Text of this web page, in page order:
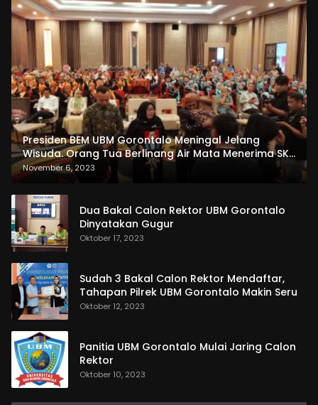
Presiden BEM UBM Gorontalo Meningal Jelang
Wisuda. Orang Tua Berlinang Air Mata Menerima SKL
dan Pemasangan Salempang
November 6, 2023
Dua Bakal Calon Rektor UBM Gorontalo
Dinyatakan Gugur
Oktober 17, 2023
Sudah 3 Bakal Calon Rektor Mendaftar,
Tahapan Pilrek UBM Gorontalo Makin Seru
Oktober 12, 2023
Panitia UBM Gorontalo Mulai Jaring Calon
Rektor
Oktober 10, 2023